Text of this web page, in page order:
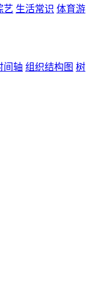
艺 生活常识 体育游
间轴 组织结构图 树